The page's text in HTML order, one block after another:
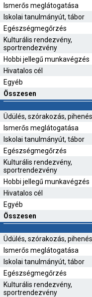
Ismerős meglátogatása
Iskolai tanulmányút, tábor
Egészségmegőrzés
Kulturális rendezvény,
sportrendezvény
Hobbi jellegű munkavégzés
Hivatalos cél
Egyéb
Összesen
Üdülés, szórakozás, pihenés
Ismerős meglátogatása
Iskolai tanulmányút, tábor
Egészségmegőrzés
Kulturális rendezvény,
sportrendezvény
Hobbi jellegű munkavégzés
Hivatalos cél
Egyéb
Összesen
Üdülés, szórakozás, pihenés
Ismerős meglátogatása
Iskolai tanulmányút, tábor
Egészségmegőrzés
Kulturális rendezvény,
sportrendezvény